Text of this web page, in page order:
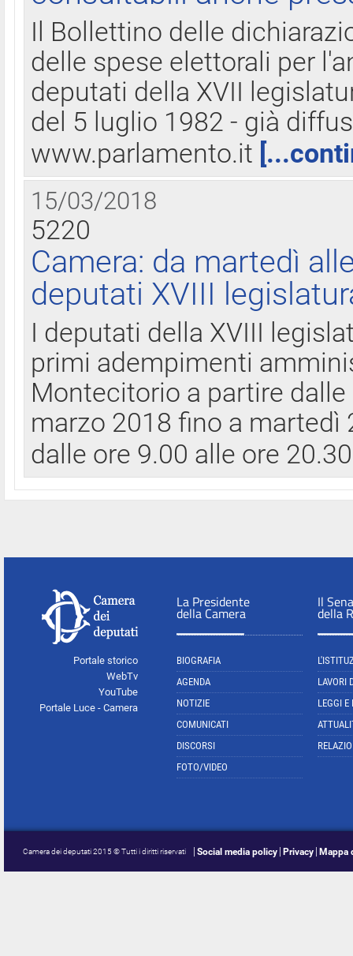
Il Bollettino delle
delle spese elettorali per
deputati della XVII
del 5 luglio 1982 - già
www.parlamento.it
15/03/2018
5220
Camera: da martedì
deputati XVIII
I deputati della XVIII
primi adempimenti
Montecitorio a partire
marzo 2018 fino a
dalle ore 9.00 alle ore
Portale storico
WebTv
YouTube
Portale Luce - Camera
La Presidente
della Camera
BIOGRAFIA
AGENDA
NOTIZIE
COMUNICATI
DISCORSI
FOTO/VIDEO
Il
della
LAVORI
LEGGI E
Camera dei deputati 2015 © Tutti i diritti riservati Social media policy Privacy Mappa